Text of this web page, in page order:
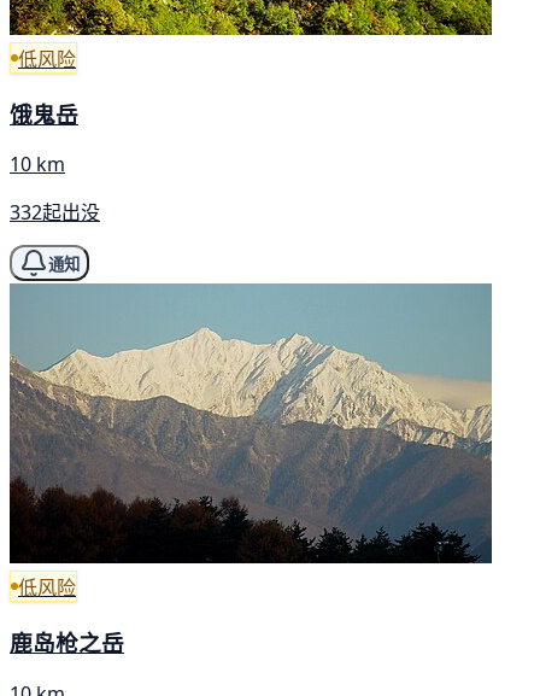
低风险
饿鬼岳
10 km
332起出没
通知
低风险
鹿岛枪之岳